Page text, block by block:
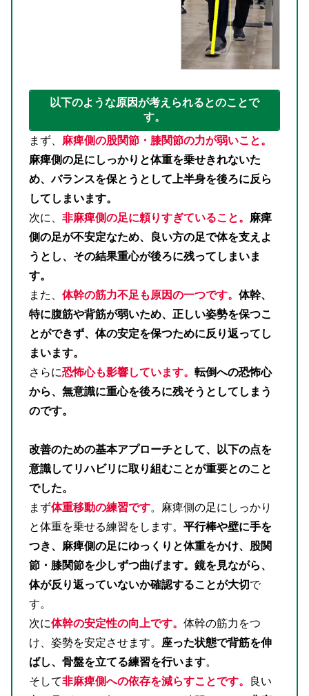
以下のような原因が考えられるとのことで
す。
まず、 麻痺側の股関節・膝関節の力が弱いこと。
麻痺側の足にしっかりと体重を乗せきれないた
め、バランスを保とうとして上半身を後ろに反ら
してしまいます。
次に、 非麻痺側の足に頼りすぎていること。 麻痺
側の足が不安定なため、良い方の足で体を支えよ
うとし、その結果重心が後ろに残ってしまいま
す。
また、 体幹の筋力不足も原因の一つです。 体幹、
特に腹筋や背筋が弱いため、正しい姿勢を保つこ
とができず、体の安定を保つために反り返ってし
まいます。
さらに恐怖心も影響しています。 転倒への恐怖心
から、無意識に重心を後ろに残そうとしてしまう
のです。
改善のための基本アプローチとして、以下の点を
意識してリハビリに取り組むことが重要とのこと
でした。
まず体重移動の練習です。麻痺側の足にしっかり
と体重を乗せる練習をします。 平行棒や壁に手を
つき、麻痺側の足にゆっくりと体重をかけ、股関
節・膝関節を少しずつ曲げます。鏡を見ながら、
体が反り返っていないか確認することが大切 で
す。
次に体幹の安定性の向上です。 体幹の筋力をつ
け、姿勢を安定させます。 座った状態で背筋を伸
ばし、骨盤を立てる練習を行います。
そして非麻痺側への依存を減らすことです。
良い